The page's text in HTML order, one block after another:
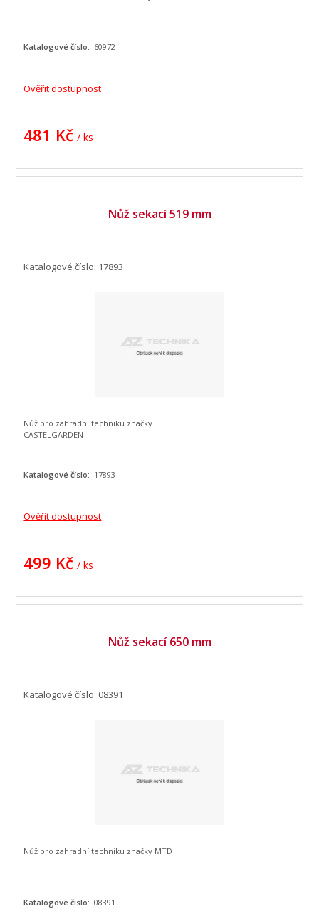
Ověřit dostupnost
481 Kč / ks
Katalogové číslo: 60972
Nůž sekací 519 mm
Katalogové číslo: 17893
Ověřit dostupnost
499 Kč / ks
Nůž pro zahradní techniku značky
CASTELGARDEN
Katalogové číslo: 17893
Nůž sekací 650 mm
Katalogové číslo: 08391
Nůž pro zahradní techniku značky MTD
Katalogové číslo:08391